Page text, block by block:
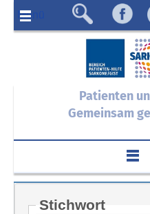
Menü
Patienten
Gemeinsam
Stichwort